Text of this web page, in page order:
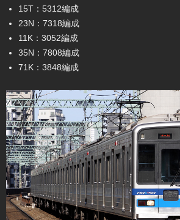
15T：5312編成
23N：7318編成
11K：3052編成
35N：7808編成
71K：3848編成